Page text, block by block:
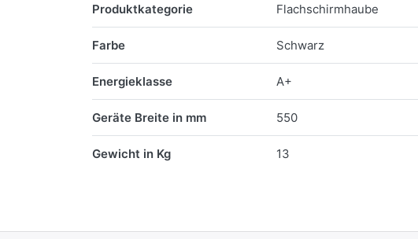
Produktkategorie Flachschirmhaube
Farbe Schwarz
Energieklasse A+
Geräte Breite in mm 550
Gewicht in Kg 13